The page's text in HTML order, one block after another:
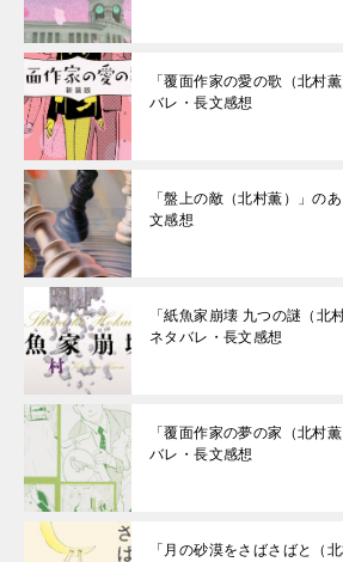
「覆面作家の愛の歌（北村
バレ・長文感想
「盤上の敵（北村薫）」の
文感想
「紙魚家崩壊 九つの謎（北
ネタバレ・長文感想
「覆面作家の夢の家（北村
バレ・長文感想
「月の砂漠をさばさばと（